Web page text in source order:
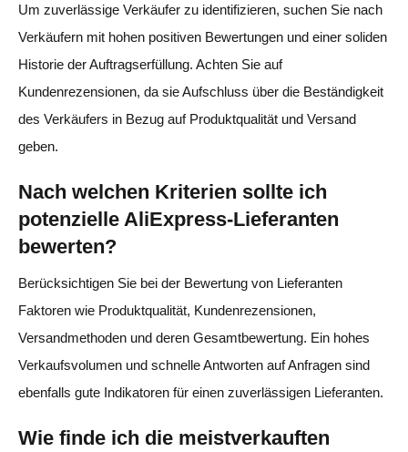
Um zuverlässige Verkäufer zu identifizieren, suchen Sie nach
Verkäufern mit hohen positiven Bewertungen und einer soliden
Historie der Auftragserfüllung. Achten Sie auf
Kundenrezensionen, da sie Aufschluss über die Beständigkeit
des Verkäufers in Bezug auf Produktqualität und Versand
geben.
Nach welchen Kriterien sollte ich
potenzielle AliExpress-Lieferanten
bewerten?
Berücksichtigen Sie bei der Bewertung von Lieferanten
Faktoren wie Produktqualität, Kundenrezensionen,
Versandmethoden und deren Gesamtbewertung. Ein hohes
Verkaufsvolumen und schnelle Antworten auf Anfragen sind
ebenfalls gute Indikatoren für einen zuverlässigen Lieferanten.
Wie finde ich die meistverkauften